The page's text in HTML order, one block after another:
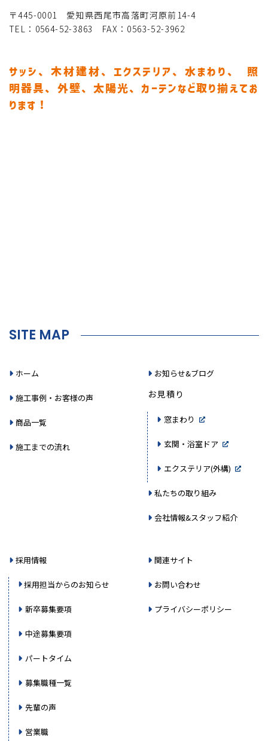
〒445-0001 愛知県西尾市高落町河原前14-4
TEL：0564-52-3863 FAX：0563-52-3962
サッシ、木材建材、エクステリア、水まわり、
照
明器具、外壁、太陽光、カーテンなど取り揃えてお
ります！
SITE MAP
ホーム
施工事例・お客様の声
商品一覧
施工までの流れ
お知らせ&ブログ
お見積り
窓まわり
玄関・浴室ドア
エクステリア(外構)
私たちの取り組み
会社情報&スタッフ紹介
採用情報
採用担当からのお知らせ
新卒募集要項
中途募集要項
パートタイム
募集職種一覧
先輩の声
営業職
関連サイト
お問い合わせ
プライバシーポリシー